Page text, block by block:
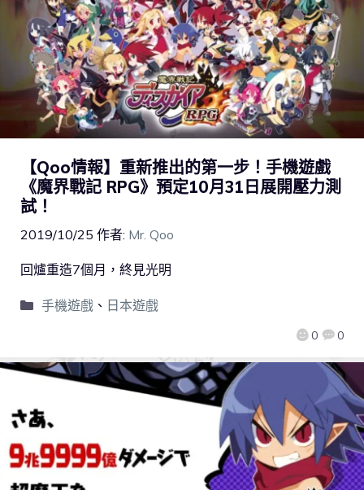
【Qoo情報】重新推出的第一步！手機遊戲
《魔界戰記 RPG》預定10月31日展開壓力測
試！
2019/10/25 作者: Mr. Qoo
0 0
回爐重造7個月，終見光明
手機遊戲、 日本遊戲